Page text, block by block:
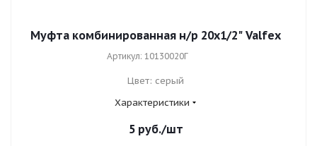
Муфта комбинированная н/р 20х1/2" Valfex
Артикул: 10130020Г
Цвет: серый
Характеристики
5 руб./шт